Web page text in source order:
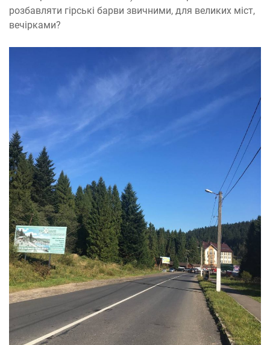
розбавляти гірські барви звичними, для великих міст,
вечірками?